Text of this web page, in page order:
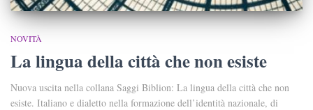
NOVITÀ
La lingua della città che non esiste
Nuova uscita nella collana Saggi Biblion: La lingua della città che non
esiste. Italiano e dialetto nella formazione dell’identità nazionale, di